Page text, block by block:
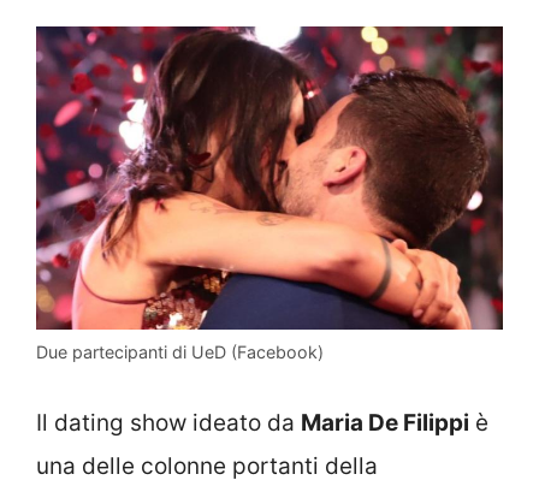
Due partecipanti di UeD (Facebook)
Il dating show ideato da Maria De Filippi è
una delle colonne portanti della